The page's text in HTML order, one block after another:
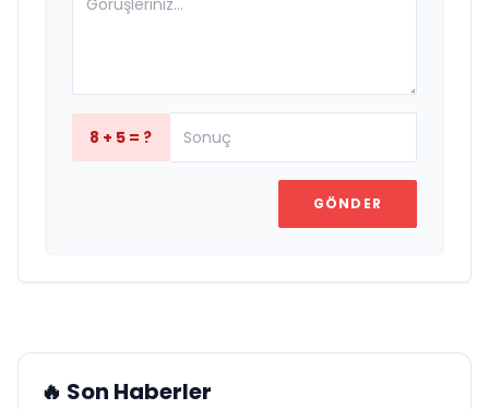
8 + 5 = ?
GÖNDER
🔥 Son Haberler